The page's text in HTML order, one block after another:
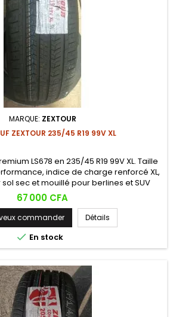
MARQUE: ZEXTOUR
ZEXTOUR 235/45 R19 99V XL
LS678 en 235/45 R19 99V XL. Taille
indice de charge renforcé XL,
sec et mouillé pour berlines et SUV
compacts.
Prix
67 000 CFA
commander Détails
 En stock